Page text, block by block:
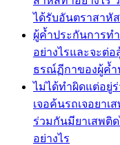
ได้รับอันตราสาหั
ผู้ค้ำประกันการท
อย่างไรและจะต่
ธรณ์ฏีกาของผู้ค้ำ
ไม่ได้ทำผิดแต่อยู่
เจอค้นรถเจอยา
ร่วมกันมียาเสพติ
อย่างไร